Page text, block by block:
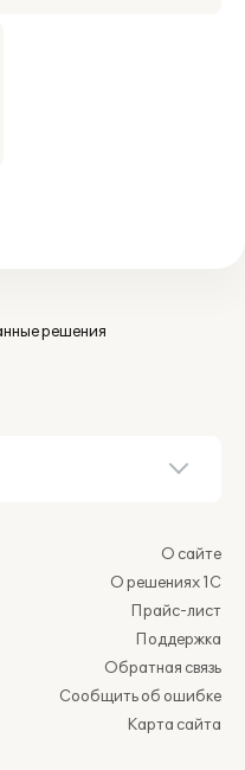
решения
О сайте
О решениях 1С
Прайс-лист
Поддержка
Обратная связь
Сообщить об ошибке
Карта сайта